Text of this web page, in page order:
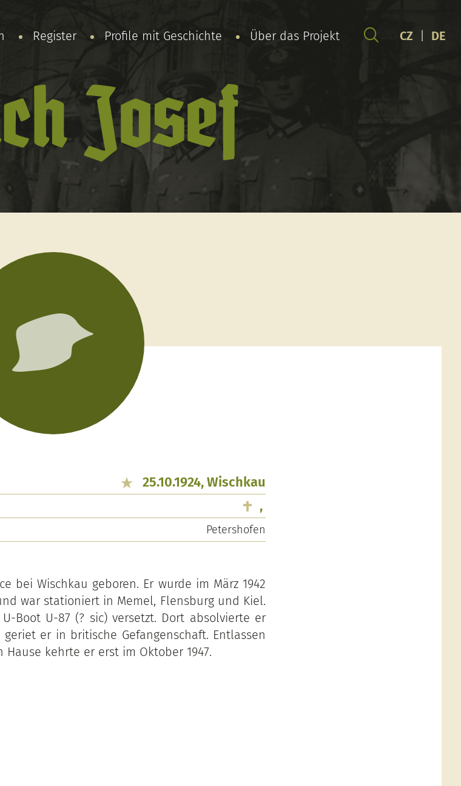
Register Profile mit Geschichte Über das Projekt CZ DE
Josef
25.10.1924, Wischkau
,
Petershofen
bei Wischkau geboren. Er wurde im März 1942
war stationiert in Memel, Flensburg und Kiel.
Boot U-87 (? sic) versetzt. Dort absolvierte er
er in britische Gefangenschaft. Entlassen
Hause kehrte er erst im Oktober 1947.